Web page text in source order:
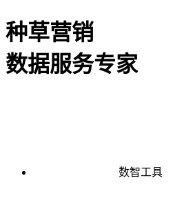
种草营销
数据服务专家
数智工具